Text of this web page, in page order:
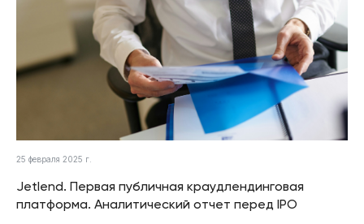
25 февраля 2025 г.
Jetlend. Первая публичная краудлендинговая
платформа. Аналитический отчет перед IPO